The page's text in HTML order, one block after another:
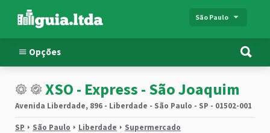
São Paulo
Opções
XSO - Express - São Joaquim
Avenida Liberdade, 896 - Liberdade - São Paulo - SP - 01502-001
SP São Paulo Liberdade Supermercado